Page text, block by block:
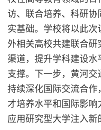
访、联合培养、科研
实基础。学校将以此
外相关高校共建联合
渠道，提升学科建设
支撑。下一步，黄河交
持续深化国际交流合作
才培养水平和国际影
应用研究型大学注入新